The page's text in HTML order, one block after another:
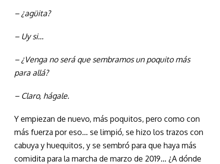
– ¿agüita?
– Uy si…
– ¿Venga no será que sembramos un poquito más
para allá?
– Claro, hágale.
Y empiezan de nuevo, más poquitos, pero como con
más fuerza por eso… se limpió, se hizo los trazos con
cabuya y huequitos, y se sembró para que haya más
comidita para la marcha de marzo de 2019… ¿A dónde